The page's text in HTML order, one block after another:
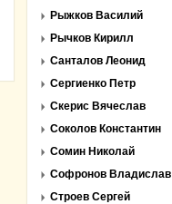
Рыжков Василий
Рычков Кирилл
Санталов Леонид
Сергиенко Петр
Скерис Вячеслав
Соколов Константин
Сомин Николай
Софронов Владислав
Строев Сергей